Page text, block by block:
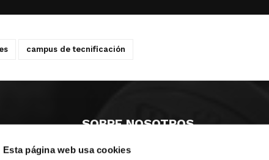
Esta página web usa cookies
campus de tecnificación
SOBRE NOSOTROS
CASTELLON